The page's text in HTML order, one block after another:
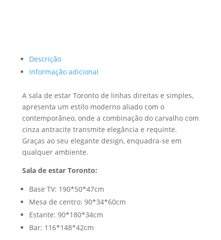
Descrição
Informação adicional
A sala de estar Toronto de linhas direitas e simples,
apresenta um estilo moderno aliado com o
contemporâneo, onde a combinação do carvalho com
cinza antracite transmite elegância e requinte.
Graças ao seu elegante design, enquadra-se em
qualquer ambiente.
Sala de estar Toronto:
Base TV: 190*50*47cm
Mesa de centro: 90*34*60cm
Estante: 90*180*34cm
Bar: 116*148*42cm